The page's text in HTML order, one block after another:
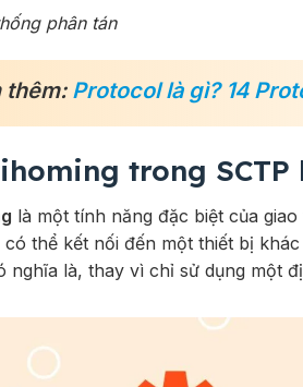
phân tán
thêm: Protocol là gì? 14
trong SCTP
là một tính năng đặc biệt của
có thể kết nối đến một thiết bị
nghĩa là, thay vì chỉ sử dụng một